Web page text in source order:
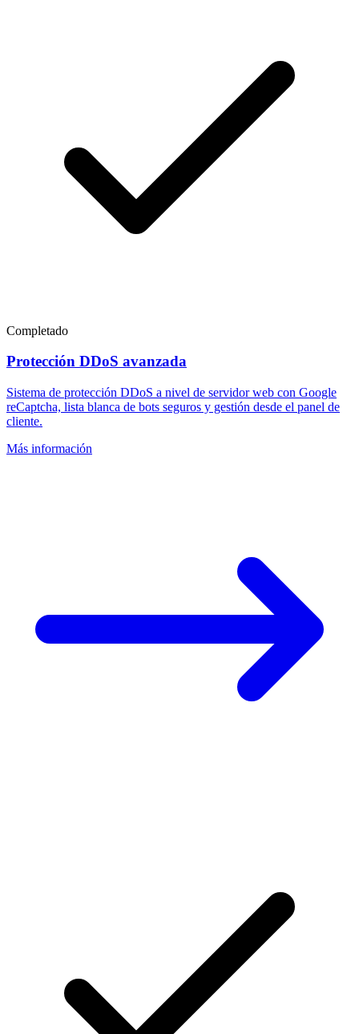
Completado
Protección DDoS avanzada
Sistema de protección DDoS a nivel de servidor web con Google
reCaptcha, lista blanca de bots seguros y gestión desde el panel de
cliente.
Más información